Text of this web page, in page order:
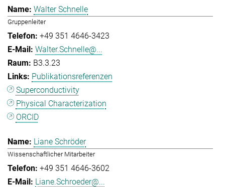
Walter Schnelle
Gruppenleiter
+49 351 4646-3423
Walter.Schnelle@...
B3.3.23
Publikationsreferenzen
Superconductivity
Physical Characterization
ORCID
Liane Schröder
Wissenschaftlicher Mitarbeiter
+49 351 4646-3602
Liane.Schroeder@...